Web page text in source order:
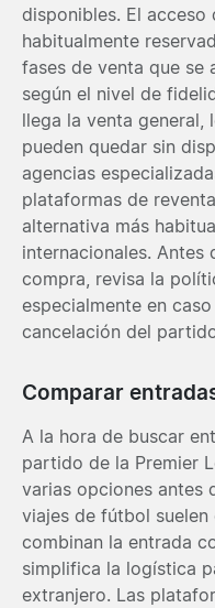
disponibles. El
habitualmente
fases de venta que se
según el nivel de
llega la venta
pueden quedar sin
agencias
plataformas de
alternativa más
internacionales. Antes
compra, revisa la
especialmente en
cancelación del
Comparar
A la hora de buscar
partido de la Premier
varias opciones antes
viajes de fútbol
combinan la entrada
simplifica la logística
extranjero. Las